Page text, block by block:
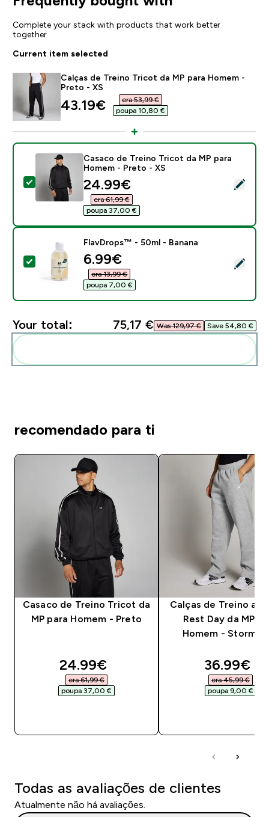
Complete your stack with products that work better
together
Current item selected
Calças de Treino Tricot da MP para Homem -
Preto - XS
discounted price
43.19€‎
era 53,99 €‎
poupa 10,80 €‎
Select this product - Casaco de Treino Tricot da MP
Casaco de Treino Tricot da MP para
Homem - Preto - XS
discounted price
24.99€‎
era 61,99 €‎
poupa 37,00 €‎
Select this product - FlavDrops™ - 50ml - Banana
FlavDrops™ - 50ml - Banana
discounted price
6.99€‎
era 13,99 €‎
poupa 7,00 €‎
Your total: 75,17 €‎ Was 129,97 €‎ Save 54,80 €‎
recomendado para ti
Casaco de Treino Tricot da
MP para Homem - Preto
discounted price
24.99€‎
era 61,99 €‎
poupa 37,00 €‎
Calças de Treino a
Rest Day da MP
Homem - Storm
36.99€‎
era 45,99 €‎
poupa 9,00 €‎
Todas as avaliações de clientes
Atualmente não há avaliações.